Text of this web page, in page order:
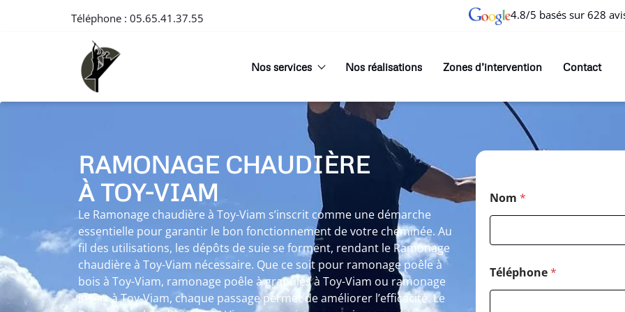
Téléphone : 05.65.41.37.55 4.8/5 basés sur 628
Nos services Nos réalisations Zones d’intervention Contact
RAMONAGE CHAUDIÈRE
À TOY-VIAM
Le Ramonage chaudière à Toy-Viam s’inscrit comme une démarche
essentielle pour garantir le bon fonctionnement de votre cheminée. Au
fil des utilisations, les dépôts de suie se forment, rendant le Ramonage
chaudière à Toy-Viam nécessaire. Que ce soit pour ramonage poêle à
bois à Toy-Viam, ramonage poêle à granulés à Toy-Viam ou ramonage
insert à Toy-Viam, chaque passage permet de améliorer l’efficacité. Le
Nom *
Téléphone*